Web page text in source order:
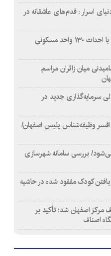
اسرار : قدم‌های عاشقانه در
بازآفرینی محله همت‌آباد اصفهان با احداث ۱۳۰ واحد مسکونی
آب آشامیدنی میان زائران مراسم
ریالی سرمایه‌گذاری جدید در
توسط افسر وظیفه‌شناس پلیس اصفهان/
بررسی سامانه شهرسازی
کودک مفقود شده در حاشیه
مرکز اصفهان شد؛ تأکید بر
اصناف